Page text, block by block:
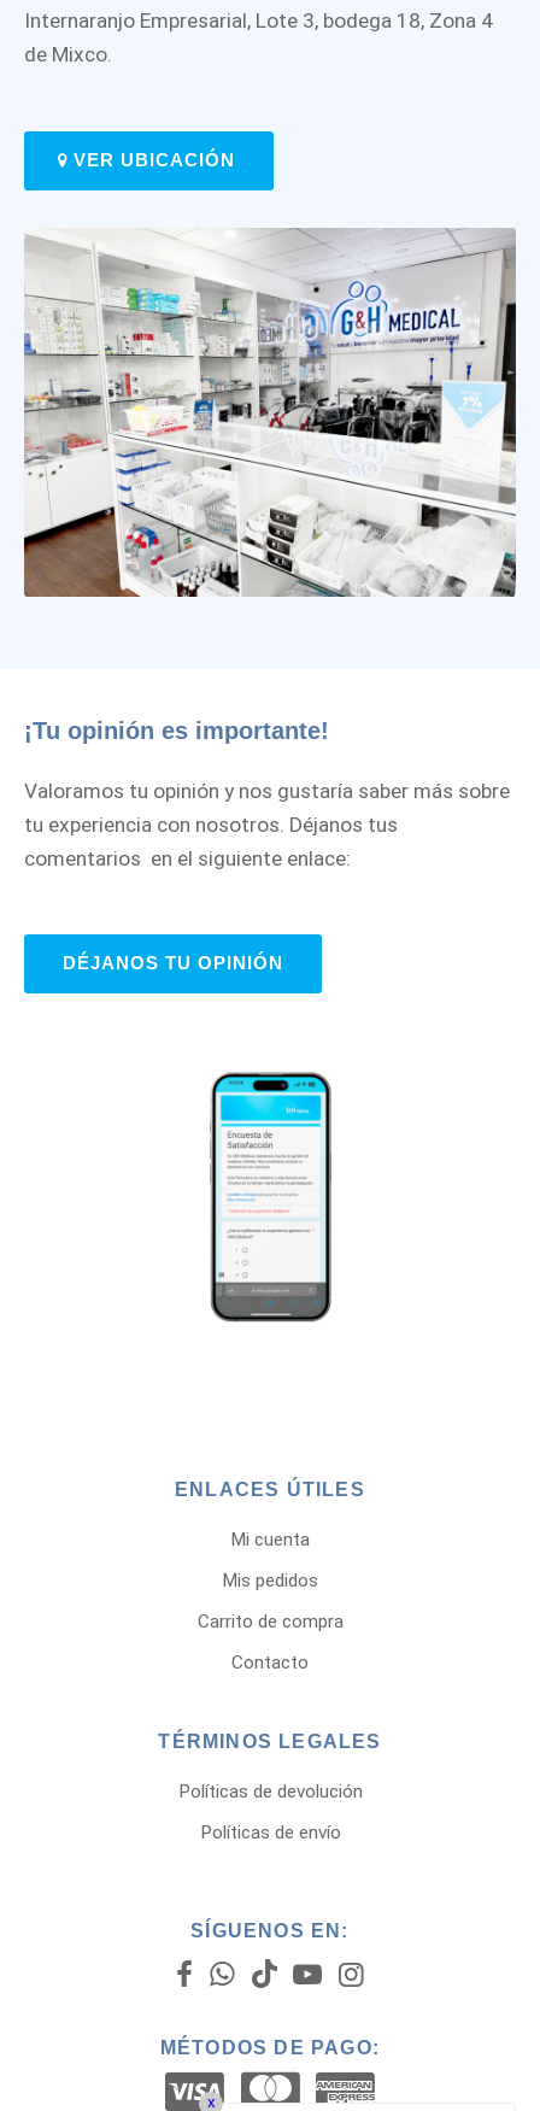
Internaranjo Empresarial, Lote 3, bodega 18, Zona 4
de Mixco.
VER UBICACIÓN
¡Tu opinión es importante!
Valoramos tu opinión y nos gustaría saber más sobre
tu experiencia con nosotros. Déjanos tus
comentarios en el siguiente enlace:
DÉJANOS TU OPINIÓN
ENLACES ÚTILES
Mi cuenta
Mis pedidos
Carrito de compra
Contacto
TÉRMINOS LEGALES
Políticas de devolución
Políticas de envío
SÍGUENOS EN:
MÉTODOS DE PAGO:
x